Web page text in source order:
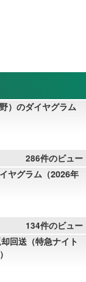
）のダイヤグラム
286件のビュー
ヤグラム（2026年
134件のビュー
回送（特急ナイト